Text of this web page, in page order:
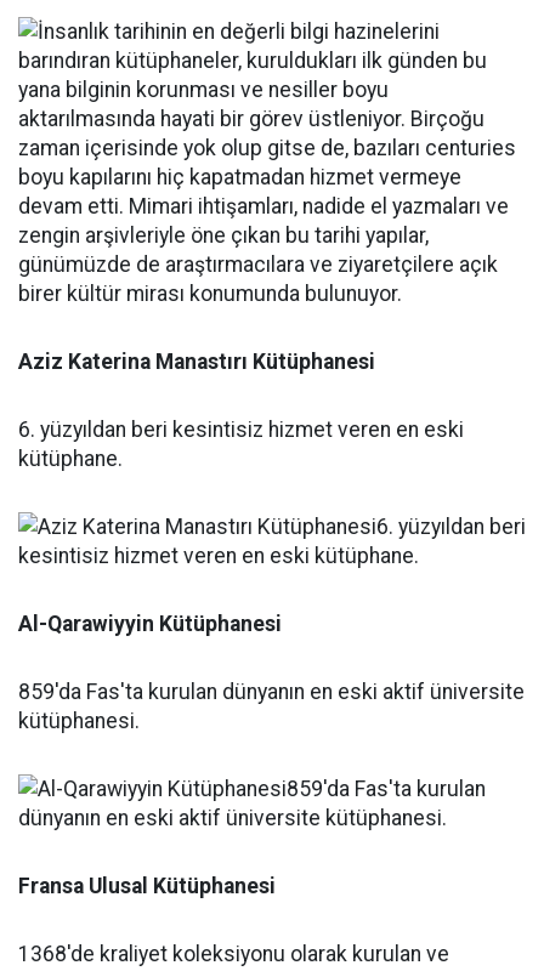
Aziz Katerina Manastırı Kütüphanesi
6. yüzyıldan beri kesintisiz hizmet veren en eski
kütüphane.
Al-Qarawiyyin Kütüphanesi
859'da Fas'ta kurulan dünyanın en eski aktif üniversite
kütüphanesi.
Fransa Ulusal Kütüphanesi
1368'de kraliyet koleksiyonu olarak kurulan ve